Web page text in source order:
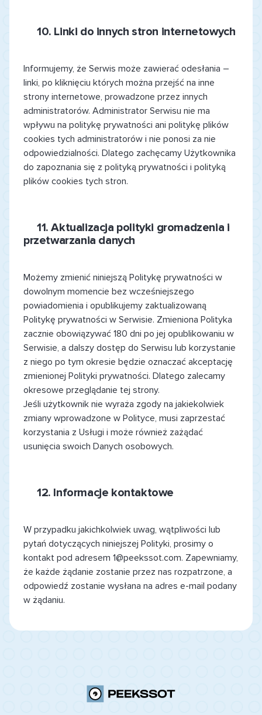
10. Linki do innych stron internetowych
Informujemy, że Serwis może zawierać odesłania –
linki, po kliknięciu których można przejść na inne
strony internetowe, prowadzone przez innych
administratorów. Administrator Serwisu nie ma
wpływu na politykę prywatności ani politykę plików
cookies tych administratorów i nie ponosi za nie
odpowiedzialności. Dlatego zachęcamy Użytkownika
do zapoznania się z polityką prywatności i polityką
plików cookies tych stron.
11.Aktualizacja polityki gromadzenia i
przetwarzania danych
Możemy zmienić niniejszą Politykę prywatności w
dowolnym momencie bez wcześniejszego
powiadomienia i opublikujemy zaktualizowaną
Politykę prywatności w Serwisie. Zmieniona Polityka
zacznie obowiązywać 180 dni po jej opublikowaniu w
Serwisie, a dalszy dostęp do Serwisu lub korzystanie
z niego po tym okresie będzie oznaczać akceptację
zmienionej Polityki prywatności. Dlatego zalecamy
okresowe przeglądanie tej strony.
Jeśli użytkownik nie wyraża zgody na jakiekolwiek
zmiany wprowadzone w Polityce, musi zaprzestać
korzystania z Usługi i może również zażądać
usunięcia swoich Danych osobowych.
12. Informacje kontaktowe
W przypadku jakichkolwiek uwag, wątpliwości lub
pytań dotyczących niniejszej Polityki, prosimy o
kontakt pod adresem 1@peekssot.com. Zapewniamy,
że każde żądanie zostanie przez nas rozpatrzone, a
odpowiedź zostanie wysłana na adres e-mail podany
w żądaniu.